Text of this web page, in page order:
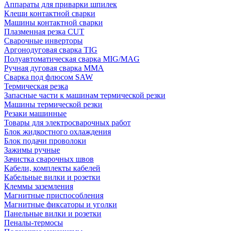
Аппараты для приварки шпилек
Клещи контактной сварки
Машины контактной сварки
Плазменная резка CUT
Сварочные инверторы
Аргонодуговая сварка TIG
Полуавтоматическая сварка MIG/MAG
Ручная дуговая сварка MMA
Сварка под флюсом SAW
Термическая резка
Запасные части к машинам термической резки
Машины термической резки
Резаки машинные
Товары для электросварочных работ
Блок жидкостного охлаждения
Блок подачи проволоки
Зажимы ручные
Зачистка сварочных швов
Кабели, комплекты кабелей
Кабельные вилки и розетки
Клеммы заземления
Магнитные приспособления
Магнитные фиксаторы и уголки
Панельные вилки и розетки
Пеналы-термосы